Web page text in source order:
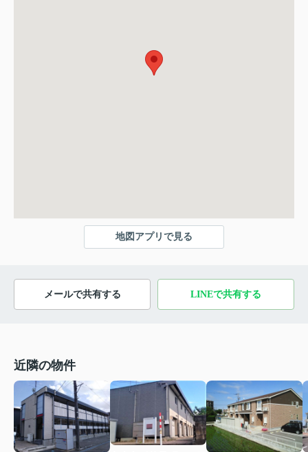
地図アプリで見る
メールで共有する LINEで共有する
近隣の物件